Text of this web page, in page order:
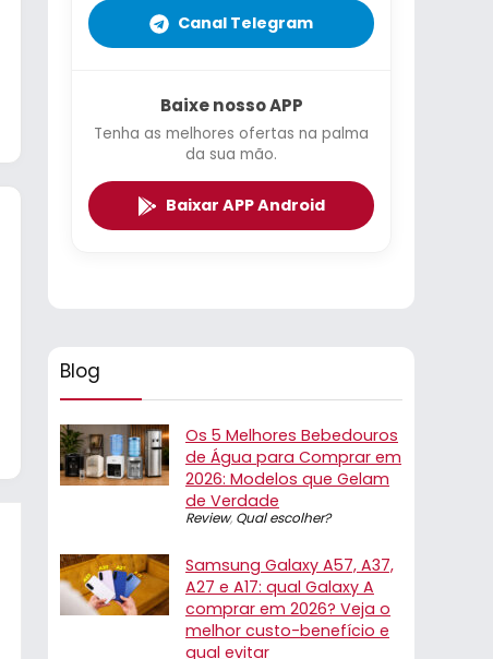
Canal Telegram
Baixe nosso APP
Tenha as melhores ofertas na palma
da sua mão.
Baixar APP Android
Blog
Os 5 Melhores Bebedouros
de Água para Comprar em
2026: Modelos que Gelam
de Verdade
Review, Qual escolher?
Samsung Galaxy A57, A37,
A27 e A17: qual Galaxy A
comprar em 2026? Veja o
melhor custo-benefício e
qual evitar